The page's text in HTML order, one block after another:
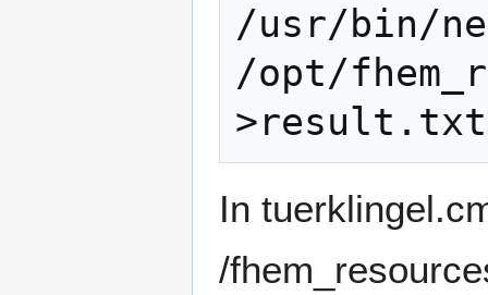
/usr/bin/
/opt/
In
/